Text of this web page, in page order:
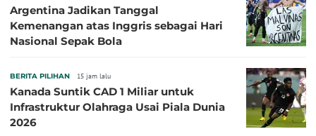
Argentina Jadikan Tanggal
Kemenangan atas Inggris sebagai Hari
Nasional Sepak Bola
BERITA PILIHAN 15 jam lalu
Kanada Suntik CAD 1 Miliar untuk
Infrastruktur Olahraga Usai Piala Dunia
2026